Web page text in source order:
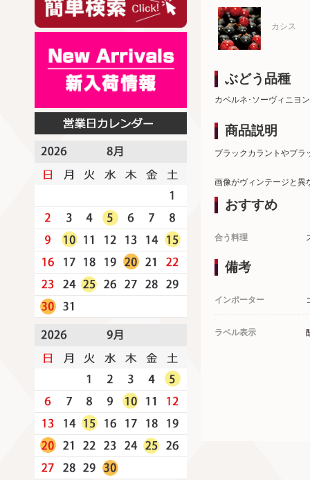
カシス
ぶどう品種
カベルネ･ソーヴィニヨ
商品説明
ブラックカラントやブラ
画像がヴィンテージと異
おすすめ
合う料理
備考
インポーター
ラベル表示